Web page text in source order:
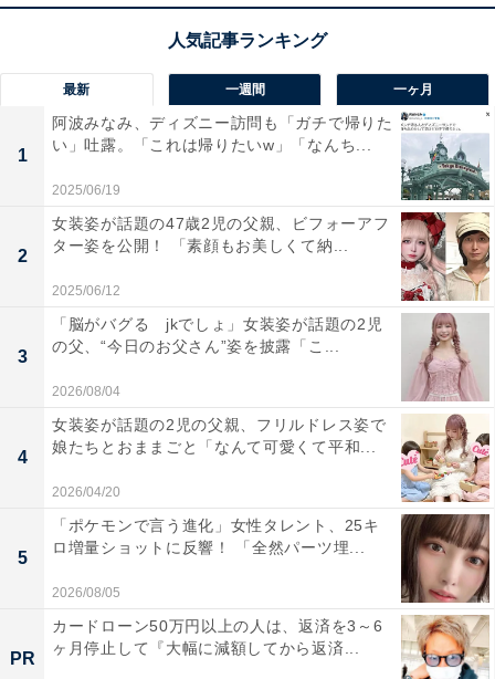
最新 一週間 一ヶ月
1
阿波みなみ、ディズニー訪問も「ガチで帰りた
い」吐露。「これは帰りたいw」「なんち...
2025/06/19
2
女装姿が話題の47歳2児の父親、ビフォーアフ
ター姿を公開！ 「素顔もお美しくて納...
2025/06/12
3
「脳がバグる jkでしょ」女装姿が話題の2児
の父、“今日のお父さん”姿を披露「こ...
2026/08/04
4
女装姿が話題の2児の父親、フリルドレス姿で
娘たちとおままごと「なんて可愛くて平和...
2026/04/20
5
「ポケモンで言う進化」女性タレント、25キ
ロ増量ショットに反響！ 「全然パーツ埋...
2026/08/05
PR
カードローン50万円以上の人は、返済を3～6
ヶ月停止して『大幅に減額してから返済...